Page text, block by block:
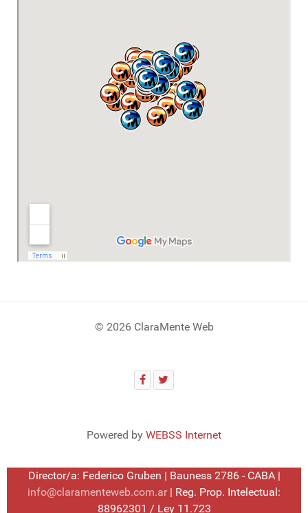
© 2026 ClaraMente Web
Powered by WEBSS Internet
Director/a: Federico Gruben | Bauness 2786 - CABA |
info@claramenteweb.com.ar | Reg. Prop. Intelectual:
88962301 / Ley 11.723